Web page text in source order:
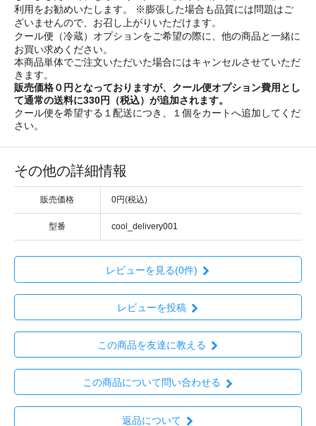
利用をお勧めいたします。 ※膨張した場合も品質には問題はご
ざいませんので、お召し上がりいただけます。
クール便（冷蔵）オプションをご希望の際に、他の商品と一緒に
お買い求めください。
本商品単体でご注文いただいた場合にはキャンセルさせていただ
きます。
販売価格０円となっておりますが、クール便オプション費用とし
て通常の送料に330円（税込）が追加されます。
クール便を希望する１配送につき、１個をカートへ追加してくだ
さい。
その他の詳細情報
販売価格 0円(税込)
型番 cool_delivery001
レビューを見る(0件)
レビューを投稿
この商品を友達に教える
この商品について問い合わせる
返品について